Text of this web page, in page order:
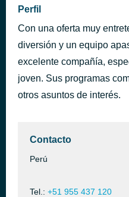
Herido corazón
Armonía 10
Corazón Sufrido
Armonía 10
Perfil
Con una oferta muy
diversión y un equipo
excelente compañía,
joven. Sus programas
otros asuntos de interés.
Contacto
Perú
Tel.: +51 955 437 120